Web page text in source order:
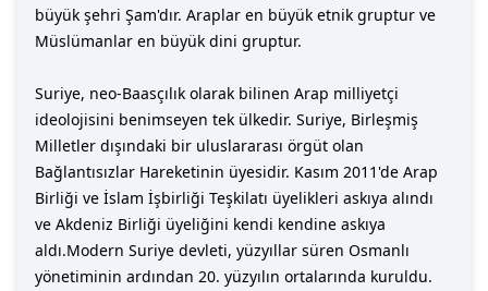
büyük şehri Şam'dır. Araplar en büyük etnik gruptur ve
Müslümanlar en büyük dini gruptur.
Suriye, neo-Baasçılık olarak bilinen Arap milliyetçi
ideolojisini benimseyen tek ülkedir. Suriye, Birleşmiş
Milletler dışındaki bir uluslararası örgüt olan
Bağlantısızlar Hareketinin üyesidir. Kasım 2011'de Arap
Birliği ve İslam İşbirliği Teşkilatı üyelikleri askıya alındı
ve Akdeniz Birliği üyeliğini kendi kendine askıya
aldı.Modern Suriye devleti, yüzyıllar süren Osmanlı
yönetiminin ardından 20. yüzyılın ortalarında kuruldu.